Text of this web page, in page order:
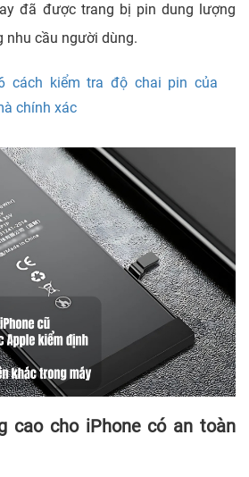
đã được trang bị pin dung lượng
nhu cầu người dùng.
cách kiểm tra độ chai pin của
chính xác
cao cho iPhone có an toàn